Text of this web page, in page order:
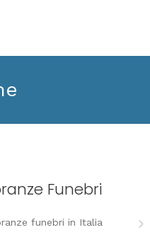
Funebri
funebri in Italia